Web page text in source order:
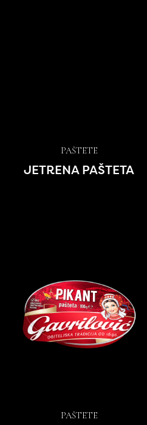
PAŠTETE
JETRENA PAŠTETA
PAŠTETE